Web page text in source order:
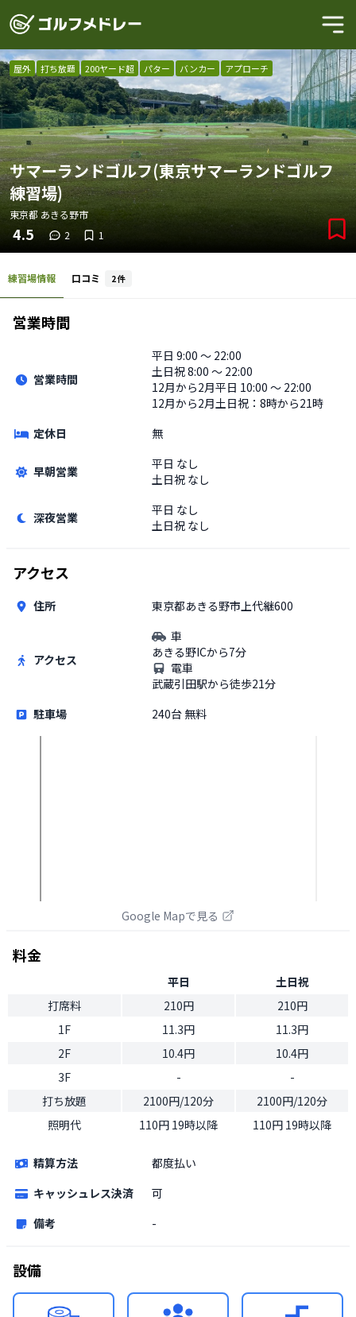
屋外 打ち放題 200ヤード超 パター バンカー アプローチ
サマーランドゴルフ(東京サマーランドゴルフ
練習場)
東京都 あきる野市
4.5 2 1
練習場情報 口コミ 2件
営業時間
営業時間
平日 9:00 〜 22:00
土日祝8:00 〜 22:00
12月から2月平日 10:00 〜 22:00
12月から2月土日祝：8時から21時
定休日
無
早朝営業 平日 なし
土日祝 なし
深夜営業 平日 なし
土日祝 なし
アクセス
住所 東京都あきる野市上代継600
アクセス
車
あきる野ICから7分
電車
武蔵引田駅から徒歩21分
駐車場
240台 無料
Google Mapで見る
料金
平日
土日祝
打席料
210円
210円
1F
11.3円
11.3円
2F
10.4円
10.4円
3F
-
-
打ち放題
2100円/120分
2100円/120分
照明代
110円 19時以降 110円 19時以降
精算方法
都度払い
キャッシュレス決済
可
備考
-
設備